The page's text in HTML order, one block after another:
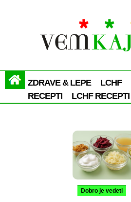
ZDRAVE & LEPE LCHF
RECEPTI
LCHF RECEPTI
Dobro je vedeti